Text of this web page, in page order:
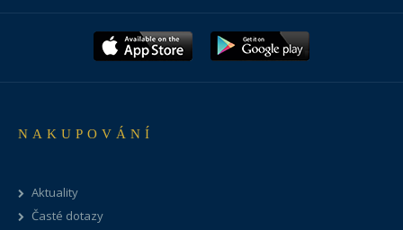
NAKUPOVÁNÍ
Aktuality
Časté dotazy